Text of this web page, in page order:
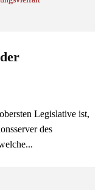
Legislative ist,
des